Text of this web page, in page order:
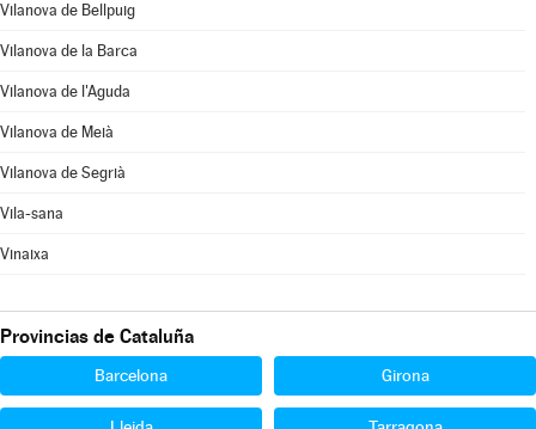
Vilanova de Bellpuig
Vilanova de la Barca
Vilanova de l'Aguda
Vilanova de Meià
Vilanova de Segrià
Vila-sana
Vinaixa
Provincias de Cataluña
Barcelona Girona